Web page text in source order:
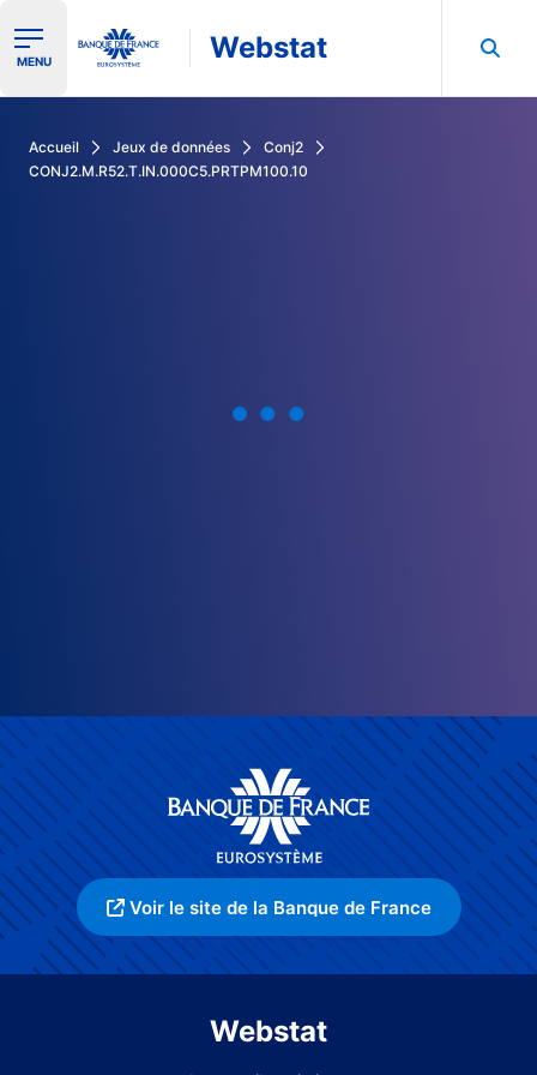
Ouvrir le menu de navigation
MENU Webstat
Accueil Jeux de données
Conj2
CONJ2.M.R52.T.IN.000C5.PRTPM100.10
Voir le site de la Banque de France
Webstat